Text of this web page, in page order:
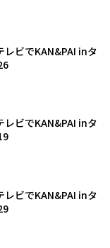
レビでKAN&PAI inタ
レビでKAN&PAI inタ
レビでKAN&PAI inタ